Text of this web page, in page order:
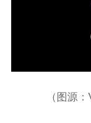
（图源